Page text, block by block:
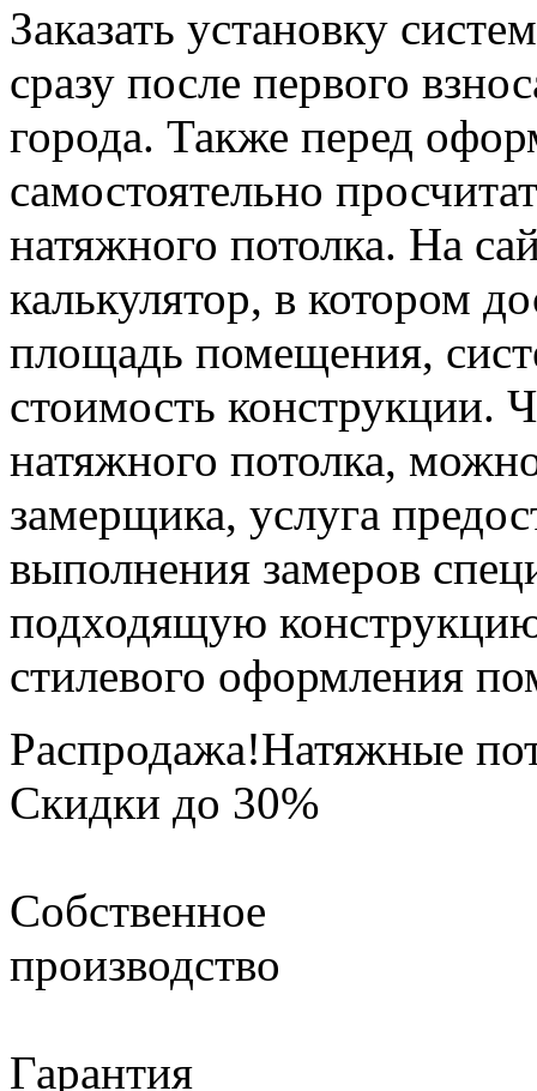
Заказать установку
сразу после первого
города. Также перед
самостоятельно
натяжного потолка. На
калькулятор, в котором
площадь помещения,
стоимость конструкции.
натяжного потолка,
замерщика, услуга
выполнения замеров
подходящую
стилевого оформления
Распродажа!Натяжные
Скидки до 30%
Собственное
производство
Гарантия